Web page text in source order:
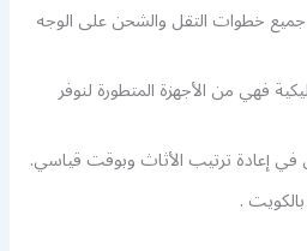
جميع خطوات التقل والشحن على الوجه
فهي من الأجهزة المتطورة لنوفر
في إعادة ترتيب الأثاث وبوقت قياسي.
بالكويت .